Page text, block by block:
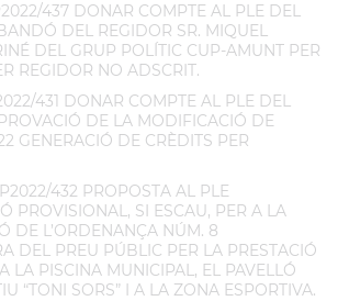
437 DONAR COMPTE AL PLE DEL
DEL REGIDOR SR. MIQUEL
DEL GRUP POLÍTIC CUP-AMUNT PER
REGIDOR NO ADSCRIT.
431 DONAR COMPTE AL PLE DEL
DE LA MODIFICACIÓ DE
GENERACIÓ DE CRÈDITS PER
432 PROPOSTA AL PLE
PROVISIONAL, SI ESCAU, PER A LA
DE L’ORDENANÇA NÚM. 8
DEL PREU PÚBLIC PER LA PRESTACIÓ
LA PISCINA MUNICIPAL, EL PAVELLÓ
“TONI SORS” I A LA ZONA ESPORTIVA.